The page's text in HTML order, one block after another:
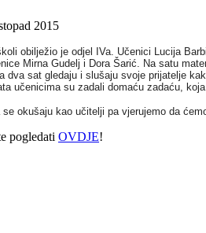
2015
obilježio je odjel IVa. Učenici Lucija
Mirna Gudelj i Dora Šarić. Na satu
dva sat gledaju i slušaju svoje prijatelje
učenicima su zadali domaću zadaću,
okušaju kao učitelji pa vjerujemo da
pogledati OVDJE!